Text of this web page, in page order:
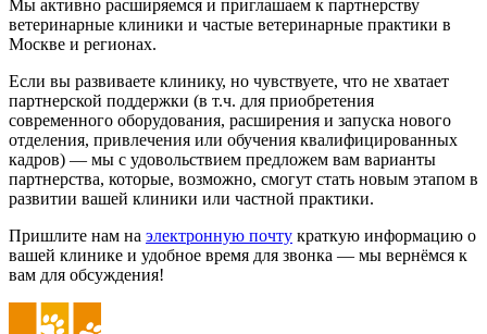
Мы активно расширяемся и приглашаем к партнерству
ветеринарные клиники и частые ветеринарные практики в
Москве и регионах.
Если вы развиваете клинику, но чувствуете, что не хватает
партнерской поддержки (в т.ч. для приобретения
современного оборудования, расширения и запуска нового
отделения, привлечения или обучения квалифицированных
кадров) — мы с удовольствием предложем вам варианты
партнерства, которые, возможно, смогут стать новым этапом в
развитии вашей клиники или частной практики.
Пришлите нам на электронную почту краткую информацию о
вашей клинике и удобное время для звонка — мы вернёмся к
вам для обсуждения!